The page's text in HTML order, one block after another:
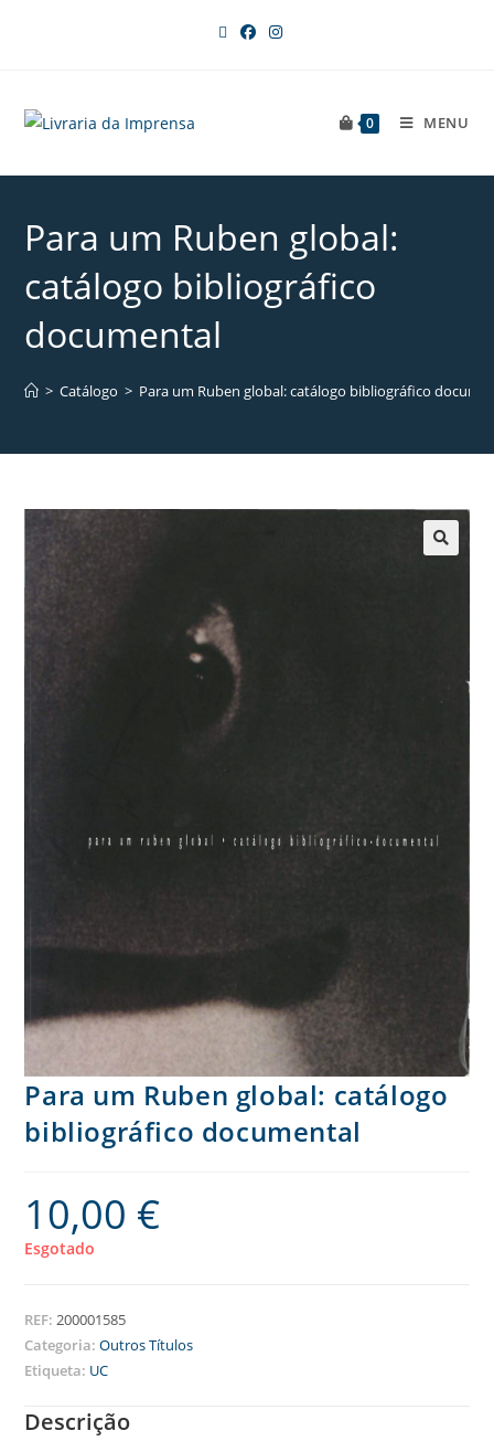
0 MENU
Para um Ruben global:
catálogo bibliográfico
documental
> Catálogo > Para um Ruben global: catálogo bibliográfico
Para um Ruben global: catálogo
bibliográfico documental
10,00 €
Esgotado
REF: 200001585
Categoria:Outros Títulos
Etiqueta: UC
Descrição